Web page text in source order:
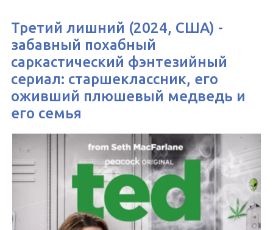
Третий лишний (2024, США) -
забавный похабный
саркастический фэнтезийный
сериал: старшеклассник, его
оживший плюшевый медведь и
его семья